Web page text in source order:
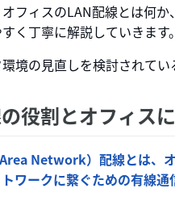
フィスのLAN配線とは何
く丁寧に解説していきます。
境の見直しを検討されて
役割とオフィス
Network）配線とは、
ワークに繋ぐための有線